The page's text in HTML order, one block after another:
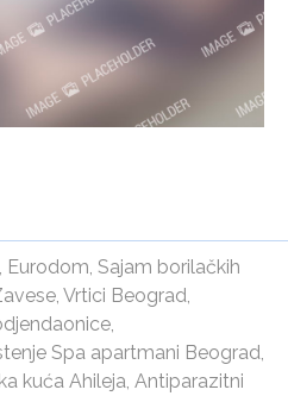
Eurodom Sajam borilačkih
, Vrtici Beograd
,
Spa apartmani Beograd
kuća Ahileja Antiparazitni